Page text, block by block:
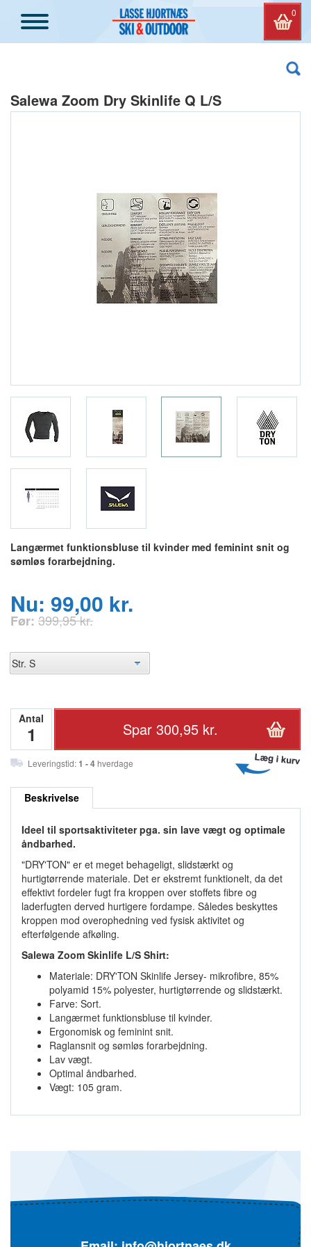
0
Salewa Zoom Dry Skinlife Q L/S
Langærmet funktionsbluse til kvinder med feminint snit og
sømløs forarbejdning.
Nu: 99,00 kr.
Før: 399,95 kr.
Antal
Leveringstid:1 - 4 hverdage
Beskrivelse
Ideel til sportsaktiviteter pga. sin lave vægt og optimale
åndbarhed.
"DRY'TON" er et meget behageligt, slidstærkt og
hurtigtørrende materiale. Det er ekstremt funktionelt, da det
effektivt fordeler fugt fra kroppen over stoffets fibre og
laderfugten derved hurtigere fordampe. Således beskyttes
kroppen mod overophedning ved fysisk aktivitet og
efterfølgende afkøling.
Salewa Zoom Skinlife L/S Shirt:
Materiale: DRY'TON Skinlife Jersey- mikrofibre, 85%
polyamid 15% polyester, hurtigtørrende og slidstærkt.
Farve: Sort.
Langærmet funktionsbluse til kvinder.
Ergonomisk og feminint snit.
Raglansnit og sømløs forarbejdning.
Lav vægt.
Optimal åndbarhed.
Vægt: 105 gram.